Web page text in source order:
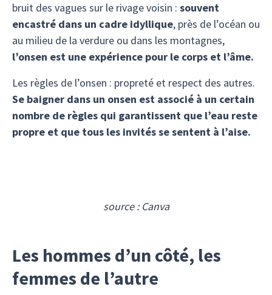
bruit des vagues sur le rivage voisin : souvent
encastré dans un cadre idyllique, près de l’océan ou
au milieu de la verdure ou dans les montagnes,
l’onsen est une expérience pour le corps et l’âme.
Les règles de l’onsen : propreté et respect des autres.
Se baigner dans un onsen est associé à un certain
nombre de règles qui garantissent que l’eau reste
propre et que tous les invités se sentent à l’aise.
source : Canva
Les hommes d’un côté, les
femmes de l’autre